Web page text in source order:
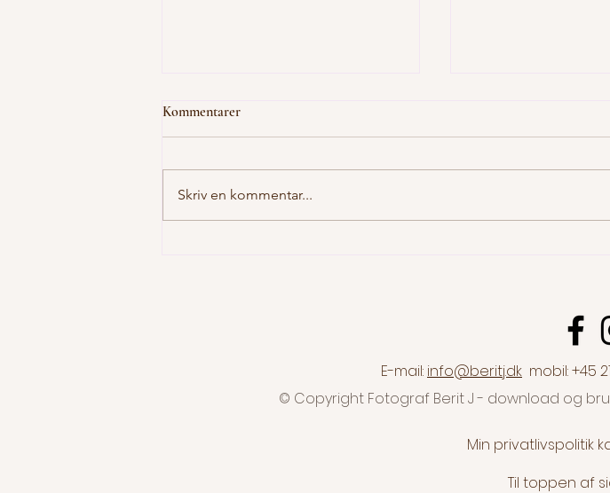
Skal du med?
Kommentarer
Skriv en kommentar...
E-mail: info@beritj.dk mobil: +45
© Copyright Fotograf Berit J - download og
Min privatlivspolitik
Til toppen af